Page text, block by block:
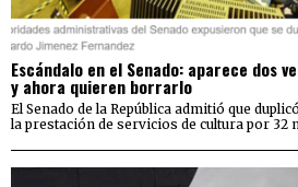
Escándalo en el Senado: aparece dos
y ahora quieren borrarlo
El Senado de la República admitió que
la prestación de servicios de cultura por 32